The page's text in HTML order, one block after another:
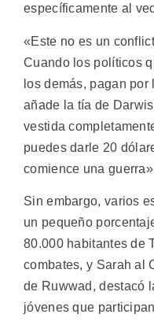
específicamente al
«Este no es un
Cuando los políticos
los demás, pagan
añade la tía de
vestida
puedes darle 20
comience una
Sin embargo, varios
un pequeño
80.000 habitantes de
combates, y Sarah al
de Ruwwad, destacó
jóvenes que